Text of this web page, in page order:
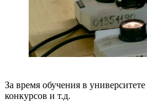
За время обучения в университете
конкурсов и т.д.